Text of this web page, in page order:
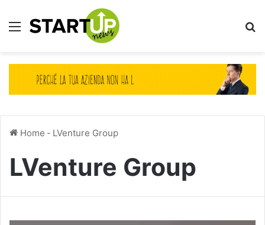
Menu
Home - LVenture Group
LVenture Group